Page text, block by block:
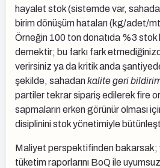
hayalet stok (sistemde var,
birim dönüşüm hataları (kg/adet/mt
Örneğin 100 ton donatıda %3 stok
demektir; bu farkı fark
verirsiniz ya da kritik anda
şekilde, sahadankalite geri
partiler tekrar sipariş edilerek fire
sapmaların erken görünür olması
disiplinini stok yönetimiyle
Maliyet perspektifinden bakarsak;
tüketim raporlarını BoQ ile